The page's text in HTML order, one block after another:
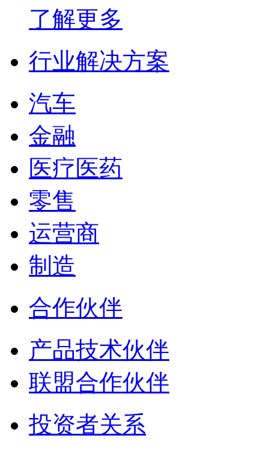
了解更多
行业解决方案
汽车
金融
医疗医药
零售
运营商
制造
合作伙伴
产品技术伙伴
联盟合作伙伴
投资者关系